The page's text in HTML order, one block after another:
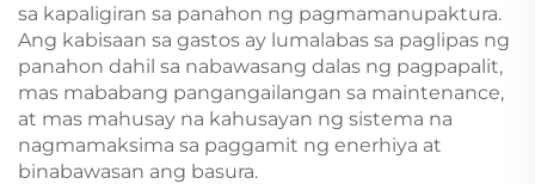
sa kapaligiran sa panahon ng pagmamanupaktura.
Ang kabisaan sa gastos ay lumalabas sa paglipas ng
panahon dahil sa nabawasang dalas ng pagpapalit,
mas mababang pangangailangan sa maintenance,
at mas mahusay na kahusayan ng sistema na
nagmamaksima sa paggamit ng enerhiya at
binabawasan ang basura.